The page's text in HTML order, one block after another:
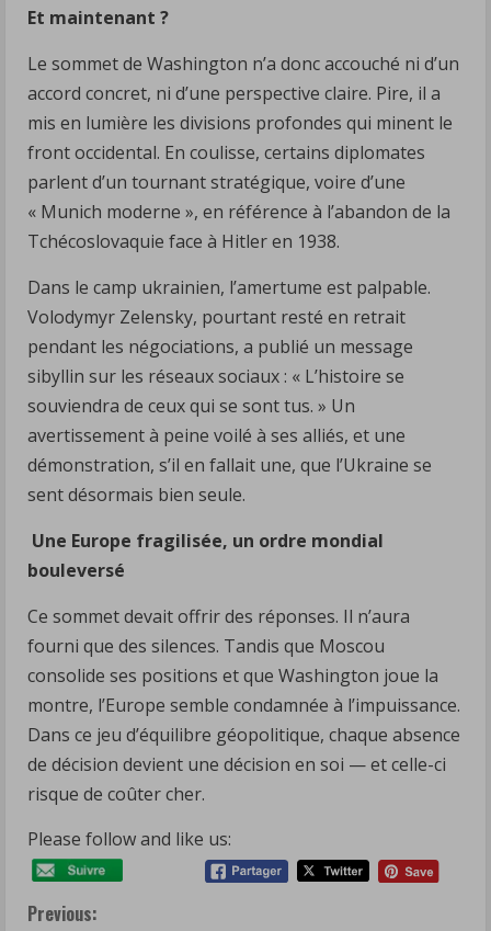
Et maintenant ?
Le sommet de Washington n’a donc accouché ni d’un
accord concret, ni d’une perspective claire. Pire, il a
mis en lumière les divisions profondes qui minent le
front occidental. En coulisse, certains diplomates
parlent d’un tournant stratégique, voire d’une
« Munich moderne », en référence à l’abandon de la
Tchécoslovaquie face à Hitler en 1938.
Dans le camp ukrainien, l’amertume est palpable.
Volodymyr Zelensky, pourtant resté en retrait
pendant les négociations, a publié un message
sibyllin sur les réseaux sociaux : « L’histoire se
souviendra de ceux qui se sont tus. » Un
avertissement à peine voilé à ses alliés, et une
démonstration, s’il en fallait une, que l’Ukraine se
sent désormais bien seule.
Une Europe fragilisée, un ordre mondial
bouleversé
Ce sommet devait offrir des réponses. Il n’aura
fourni que des silences. Tandis que Moscou
consolide ses positions et que Washington joue la
montre, l’Europe semble condamnée à l’impuissance.
Dans ce jeu d’équilibre géopolitique, chaque absence
de décision devient une décision en soi — et celle-ci
risque de coûter cher.
Please follow and like us:
C
Previous: